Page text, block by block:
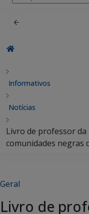
por:
Informativos
Notícias
Livro de professor
comunidades negras
Geral
Livro de